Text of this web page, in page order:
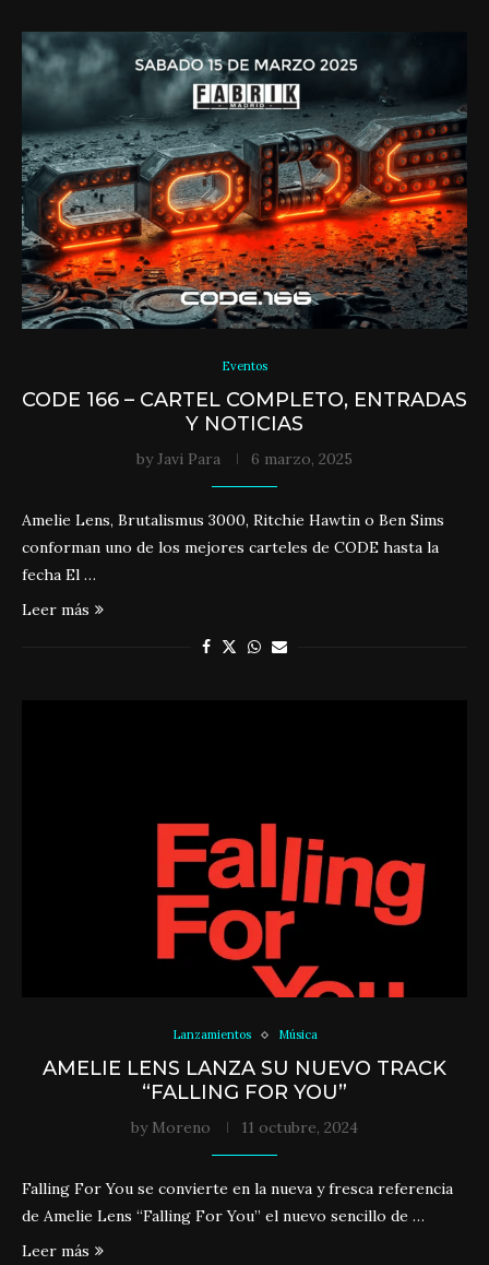
Eventos
CODE 166 – CARTEL COMPLETO, ENTRADAS
Y NOTICIAS
byJavi Para 6 marzo, 2025
Amelie Lens, Brutalismus 3000, Ritchie Hawtin o Ben Sims
conforman uno de los mejores carteles de CODE hasta la
fecha El …
Leer más
Lanzamientos Música
AMELIE LENS LANZA SU NUEVO TRACK
“FALLING FOR YOU”
by Moreno 11 octubre, 2024
Falling For You se convierte en la nueva y fresca referencia
de Amelie Lens “Falling For You” el nuevo sencillo de …
Leer más